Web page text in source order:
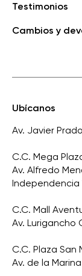
Testimonios
Cambios y
Ubícanos
Av. Javier
C.C. Mega
Av. Alfredo
Independencia
C.C. Mall
Av. Lurigancho
C.C. Plaza San
Av. de la